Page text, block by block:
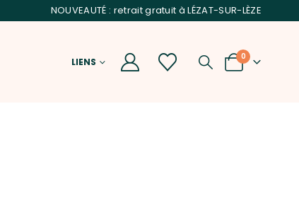
NOUVEAUTÉ : retrait gratuit à LÉZAT-SUR-LÈZE
LIENS 0